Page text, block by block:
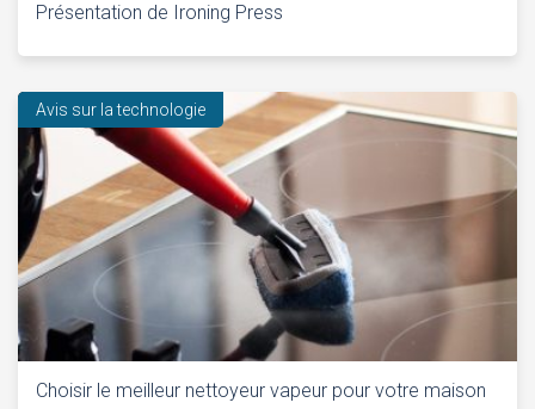
Présentation de Ironing Press
Avis sur la technologie
Choisir le meilleur nettoyeur vapeur pour votre maison